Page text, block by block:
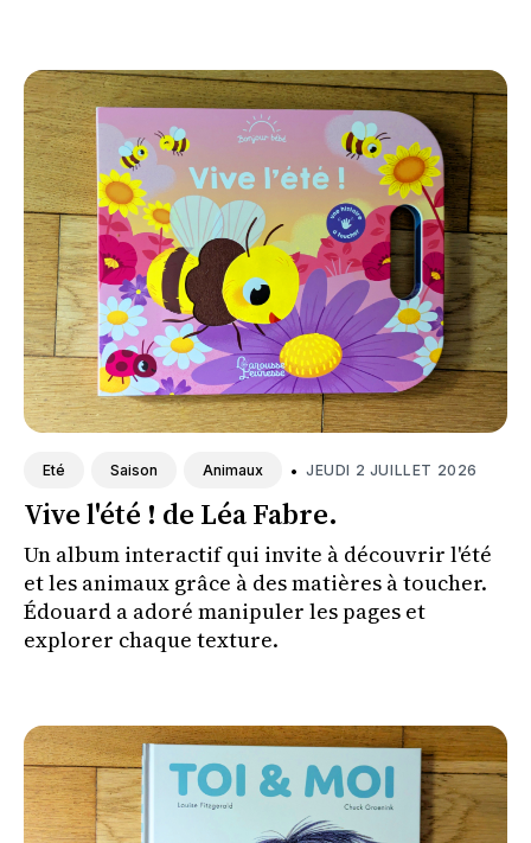
Eté Saison Animaux • JEUDI 2 JUILLET 2026
Vive l'été ! de Léa Fabre.
Un album interactif qui invite à découvrir l'été
et les animaux grâce à des matières à toucher.
Édouard a adoré manipuler les pages et
explorer chaque texture.